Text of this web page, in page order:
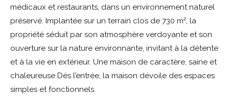
médicaux et restaurants, dans un environnement naturel
préservé. Implantée sur un terrain clos de 730 m², la
propriété séduit par son atmosphère verdoyante et son
ouverture sur la nature environnante, invitant à la détente
et à la vie en extérieur. Une maison de caractère, saine et
chaleureuse Dès l’entrée, la maison dévoile des espaces
simples et fonctionnels.